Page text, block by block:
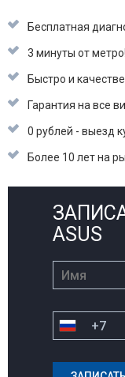
Бесплатная
3 минуты от метро!
Быстро и
Гарантия на все
0 рублей - выезд
Более 10 лет на
ASUS